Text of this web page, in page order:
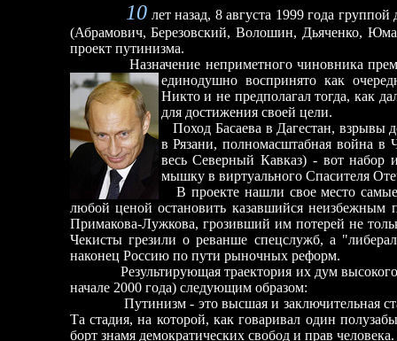
10 лет назад, 8 августа 1999 года
(Абрамович, Березовский, Волошин, Дьяченко,
проект путинизма.
Назначение неприметного чиновника
единодушно воспринято как
Никто и не предполагал тогда, как
для достижения своей цели.
Поход Басаева в Дагестан, взрывы
в Рязани, полномасштабная война в
весь Северный Кавказ) - вот набор
мышку в виртуального Спасителя
В проекте нашли свое место
любой ценой остановить казавшийся неизбежным
Примакова-Лужкова, грозивший им потерей не
Чекисты грезили о реванше спецслужб, а
наконец Россию по пути рыночных реформ.
Результирующая траектория их дум
начале 2000 года) следующим образом:
Путинизм - это высшая и заключительная
Та стадия, на которой, как говаривал один
борт знамя демократических свобод и прав человека.